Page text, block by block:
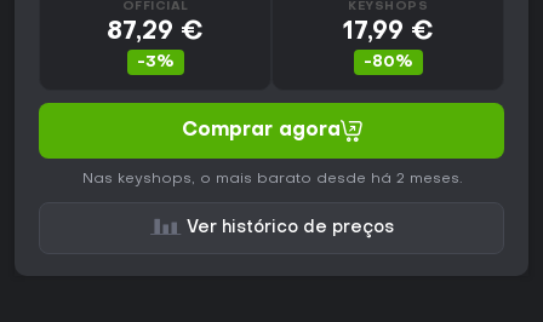
OFFICIAL
87,29 €
-3%
KEYSHOPS
17,99 €
-80%
Comprar agora
Nas keyshops, o mais barato desde há 2 meses.
Ver histórico de preços